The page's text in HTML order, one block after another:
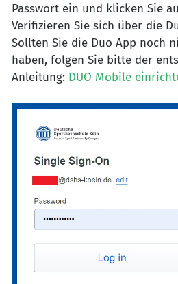
Passwort ein und klicken Sie
Verifizieren Sie sich über die
Sollten Sie die Duo App noch
haben, folgen Sie bitte der
Anleitung: DUO Mobile